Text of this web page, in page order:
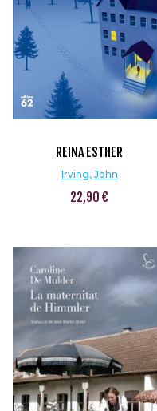
REINA ESTHER
Irving, John
22,90 €